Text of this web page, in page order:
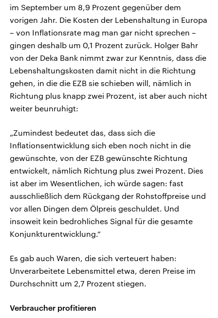
im September um 8,9 Prozent gegenüber dem
vorigen Jahr. Die Kosten der Lebenshaltung in Europa
– von Inflationsrate mag man gar nicht sprechen –
gingen deshalb um 0,1 Prozent zurück. Holger Bahr
von der Deka Bank nimmt zwar zur Kenntnis, dass die
Lebenshaltungskosten damit nicht in die Richtung
gehen, in die die EZB sie schieben will, nämlich in
Richtung plus knapp zwei Prozent, ist aber auch nicht
weiter beunruhigt:
„Zumindest bedeutet das, dass sich die
Inflationsentwicklung sich eben noch nicht in die
gewünschte, von der EZB gewünschte Richtung
entwickelt, nämlich Richtung plus zwei Prozent. Dies
ist aber im Wesentlichen, ich würde sagen: fast
ausschließlich dem Rückgang der Rohstoffpreise und
vor allen Dingen dem Ölpreis geschuldet. Und
insoweit kein bedrohliches Signal für die gesamte
Konjunkturentwicklung.“
Es gab auch Waren, die sich verteuert haben:
Unverarbeitete Lebensmittel etwa, deren Preise im
Durchschnitt um 2,7 Prozent stiegen.
Verbraucher profitieren